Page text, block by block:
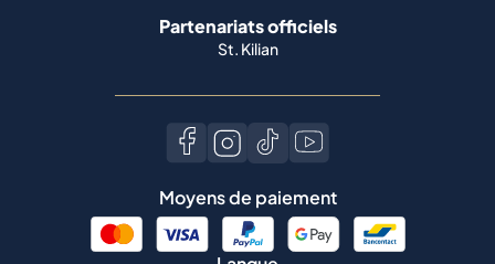
Partenariats officiels
St. Kilian
Moyens de paiement